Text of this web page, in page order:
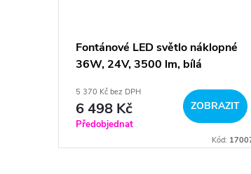
Fontánové LED světlo náklopné
36W, 24V, 3500 lm, bílá
5 370 Kč bez DPH
6 498 Kč
Předobjednat
ZOBRAZIT
Kód: